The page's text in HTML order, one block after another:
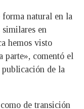
forma natural en la
similares en
hemos visto
parte», comentó el
de la
de transición